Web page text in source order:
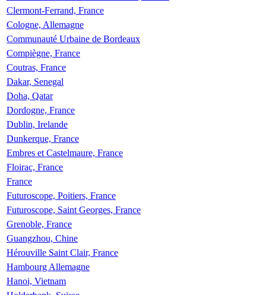
Clermont-Ferrand, France
Cologne, Allemagne
Communauté Urbaine de Bordeaux
Compiègne, France
Coutras, France
Dakar, Senegal
Doha, Qatar
Dordogne, France
Dublin, Irelande
Dunkerque, France
Embres et Castelmaure, France
Floirac, France
France
Futuroscope, Poitiers, France
Futuroscope, Saint Georges, France
Grenoble, France
Guangzhou, Chine
Hérouville Saint Clair, France
Hambourg Allemagne
Hanoi, Vietnam